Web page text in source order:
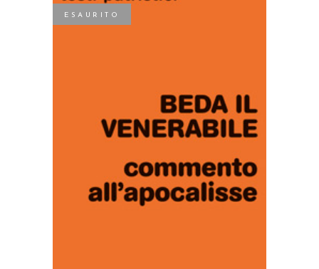
ESAURITO